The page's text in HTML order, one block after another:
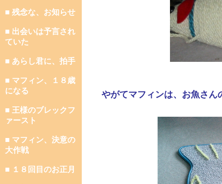
■ 残念な、お知らせ
■ 出会いは予言され
ていた
■ あらし君に、拍手
■ マフィン、１８歳
になる
■ 王様のブレックフ
ァースト
■ マフィン、決意の
大作戦
■ １８回目のお正月
やがてマフィンは、お魚さん